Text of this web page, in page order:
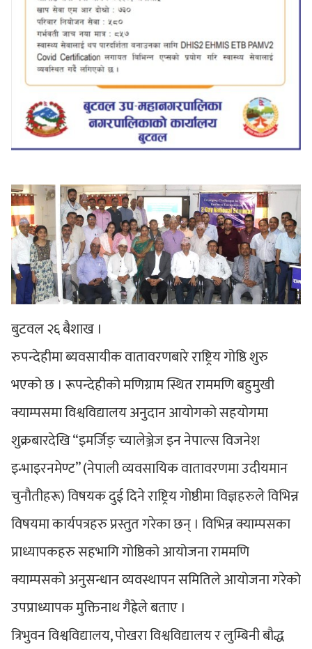
बुटवल २६ बैशाख ।
रुपन्देहीमा ब्यवसायीक वातावरणबारे राष्ट्रिय गोष्ठि शुरु
भएको छ । रूपन्देहीको मणिग्राम स्थित राममणि बहुमुखी
क्याम्पसमा विश्वविद्यालय अनुदान आयोगको सहयोगमा
शुक्रबारदेखि “इमर्जिङ् च्यालेञ्जेज इन नेपाल्स विजनेश
इन्भाइरनमेण्ट” (नेपाली व्यवसायिक वातावरणमा उदीयमान
चुनौतीहरू) विषयक दुई दिने राष्ट्रिय गोष्ठीमा विज्ञहरुले विभिन्न
विषयमा कार्यपत्रहरु प्रस्तुत गरेका छन् । विभिन्न क्याम्पसका
प्राध्यापकहरु सहभागि गोष्ठिको आयोजना राममणि
क्याम्पसको अनुसन्धान व्यवस्थापन समितिले आयोजना गरेको
उपप्राध्यापक मुक्तिनाथ गैह्रेले बताए ।
त्रिभुवन विश्वविद्यालय, पोखरा विश्वविद्यालय र लुम्बिनी बौद्ध